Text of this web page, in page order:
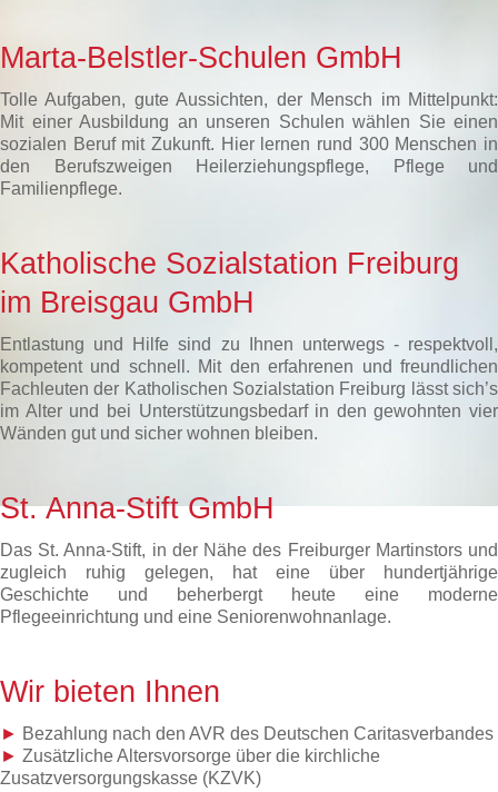
Marta-Belstler-Schulen GmbH
Tolle Aufgaben, gute Aussichten, der Mensch im Mittelpunkt:
Mit einer Ausbildung an unseren Schulen wählen Sie einen
sozialen Beruf mit Zukunft. Hier lernen rund 300 Menschen in
den Berufszweigen Heilerziehungspflege, Pflege und
Familienpflege.
Katholische Sozialstation Freiburg
im Breisgau GmbH
Entlastung und Hilfe sind zu Ihnen unterwegs - respektvoll,
kompetent und schnell. Mit den erfahrenen und freundlichen
Fachleuten der Katholischen Sozialstation Freiburg lässt sich’s
im Alter und bei Unterstützungsbedarf in den gewohnten vier
Wänden gut und sicher wohnen bleiben.
St. Anna-Stift GmbH
Das St. Anna-Stift, in der Nähe des Freiburger Martinstors und
zugleich ruhig gelegen, hat eine über hundertjährige
Geschichte und beherbergt heute eine moderne
Pflegeeinrichtung und eine Seniorenwohnanlage.
Wir bieten Ihnen
► Bezahlung nach den AVR des Deutschen Caritasverbandes
► Zusätzliche Altersvorsorge über die kirchliche
Zusatzversorgungskasse (KZVK)